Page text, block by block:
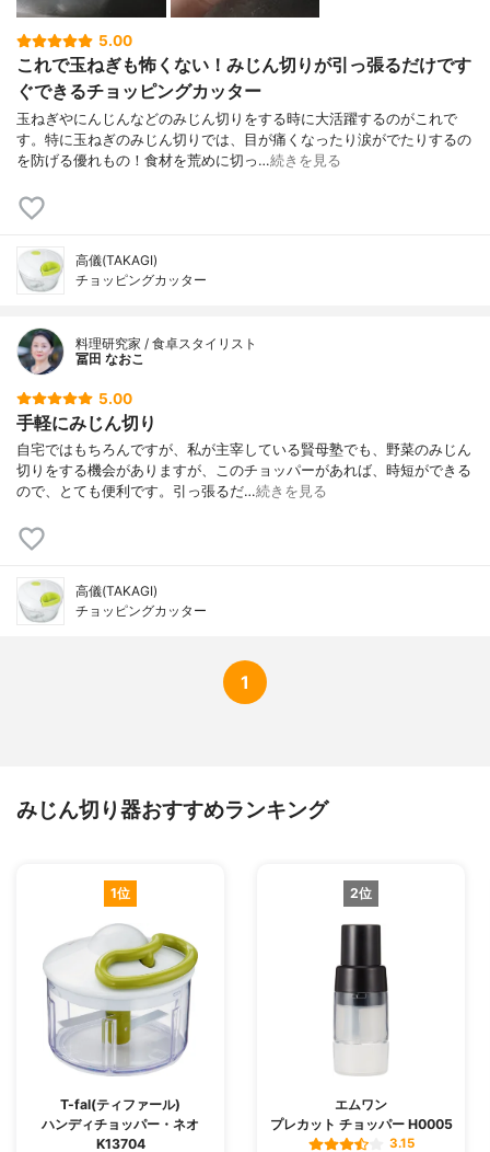
5.00
これで玉ねぎも怖くない！みじん切りが引っ張るだけです
ぐできるチョッピングカッター
玉ねぎやにんじんなどのみじん切りをする時に大活躍するのがこれで
す。特に玉ねぎのみじん切りでは、目が痛くなったり涙がでたりするの
を防げる優れもの！食材を荒めに切っ…続きを見る
高儀(TAKAGI)
チョッピングカッター
料理研究家 / 食卓スタイリスト
冨田 なおこ
5.00
手軽にみじん切り
自宅ではもちろんですが、私が主宰している賢母塾でも、野菜のみじん
切りをする機会がありますが、このチョッパーがあれば、時短ができる
ので、とても便利です。引っ張るだ…続きを見る
高儀(TAKAGI)
チョッピングカッター
1
みじん切り器おすすめランキング
1位
T-fal(ティファール)
ハンディチョッパー・ネオ
K13704
2位
エムワン
プレカット チョッパー H0005
3.15